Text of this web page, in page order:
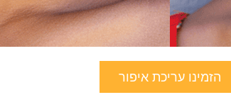
הזמינו עריכת איפור